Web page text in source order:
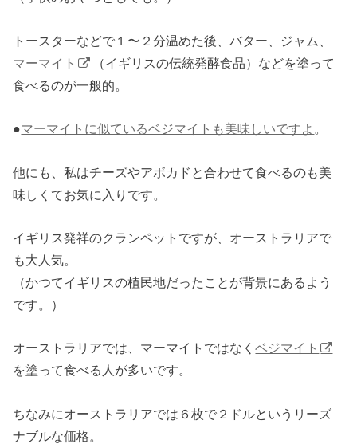
トースターなどで１〜２分温めた後、バター、ジャム、
マーマイト
（イギリスの伝統発酵食品）などを塗って
食べるのが一般的。
●マーマイトに似ているベジマイトも美味しいですよ 。
他にも、私はチーズやアボカドと合わせて食べるのも美
味しくてお気に入りです。
イギリス発祥のクランペットですが、オーストラリアで
も大人気。
（かつてイギリスの植民地だったことが背景にあるよう
です。）
オーストラリアでは、マーマイトではなくベジマイト
を塗って食べる人が多いです。
ちなみにオーストラリアでは６枚で２ドルというリーズ
ナブルな価格。